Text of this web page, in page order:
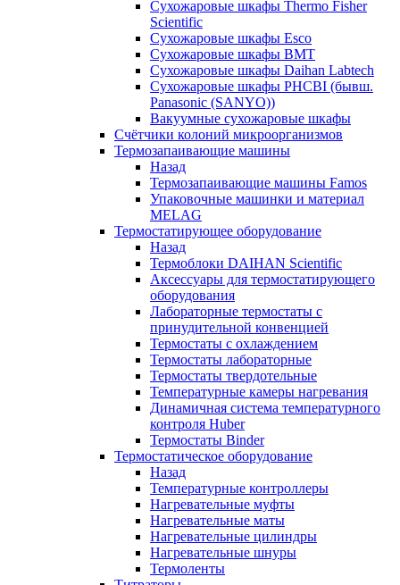
Сухожаровые шкафы Thermo Fisher
Scientific
Сухожаровые шкафы Esco
Сухожаровые шкафы BMT
Сухожаровые шкафы Daihan Labtech
Сухожаровые шкафы PHCBI (бывш.
Panasonic (SANYO))
Вакуумные сухожаровые шкафы
Счётчики колоний микроорганизмов
Термозапаивающие машины
Назад
Термозапаивающие машины Famos
Упаковочные машинки и материал
MELAG
Термостатирующее оборудование
Назад
Термоблоки DAIHAN Scientific
Аксессуары для термостатирующего
оборудования
Лабораторные термостаты с
принудительной конвенцией
Термостаты с охлаждением
Термостаты лабораторные
Термостаты твердотельные
Температурные камеры нагревания
Динамичная система температурного
контроля Huber
Термостаты Binder
Термостатическое оборудование
Назад
Температурные контроллеры
Нагревательные муфты
Нагревательные маты
Нагревательные цилиндры
Нагревательные шнуры
Термоленты